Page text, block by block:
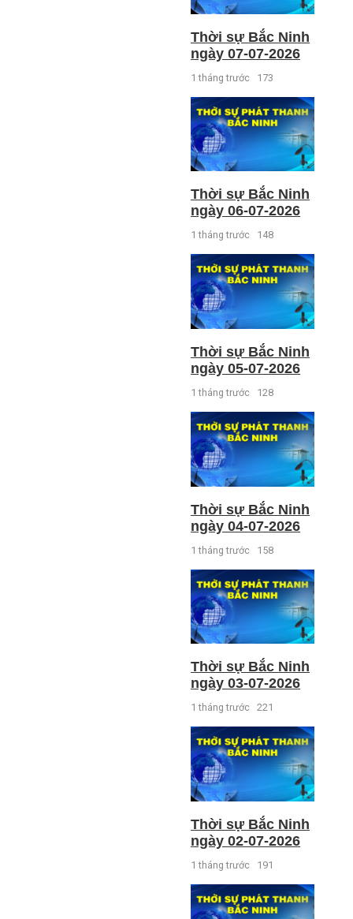
Thời sự Bắc Ninh
ngày 07-07-2026
1 tháng trước 173
Thời sự Bắc Ninh
ngày 06-07-2026
1 tháng trước 148
Thời sự Bắc Ninh
ngày 05-07-2026
1 tháng trước 128
Thời sự Bắc Ninh
ngày 04-07-2026
1 tháng trước 158
Thời sự Bắc Ninh
ngày 03-07-2026
1 tháng trước 221
Thời sự Bắc Ninh
ngày 02-07-2026
1 tháng trước 191